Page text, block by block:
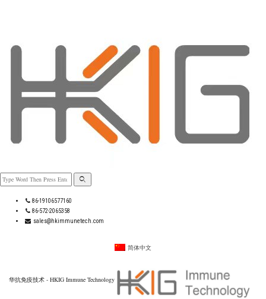
86-19106577160
86-572-2065358
sales@hkimmunetech.com
简体中文
华抗免疫技术 - HKIG Immune Technology